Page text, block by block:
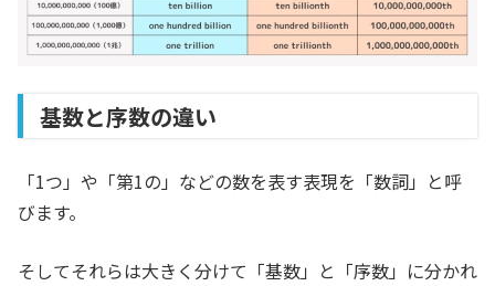
基数と序数の違い
「1つ」や「第1の」などの数を表す表現を「数詞」と呼
びます。
そしてそれらは大きく分けて「基数」と「序数」に分かれ